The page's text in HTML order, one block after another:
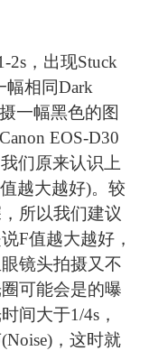
2s，出现Stuck
幅相同Dark
一幅黑色的图
EOS-D30
们原来认识上
越大越好)。较
所以我们建议
F值越大越好，
镜头拍摄又不
可能会是的曝
间大于1/4s，
，这时就